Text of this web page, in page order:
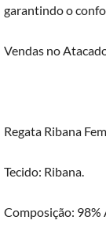
garantindo o
Vendas no
Regata Ribana
Tecido: Ribana.
Composição: 98%